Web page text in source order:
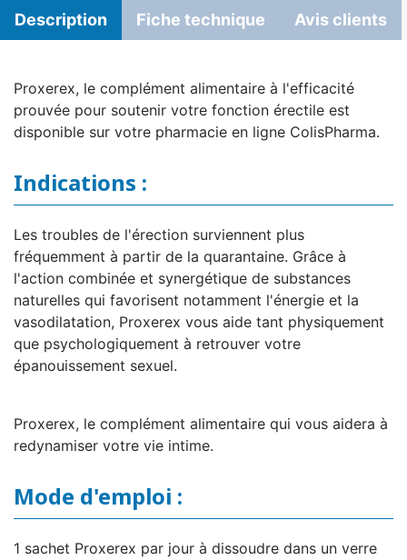
Description Fiche technique Avis clients
Proxerex, le complément alimentaire à l'efficacité
prouvée pour soutenir votre fonction érectile est
disponible sur votre pharmacie en ligne ColisPharma.
Indications :
Les troubles de l'érection surviennent plus
fréquemment à partir de la quarantaine. Grâce à
l'action combinée et synergétique de substances
naturelles qui favorisent notamment l'énergie et la
vasodilatation, Proxerex vous aide tant physiquement
que psychologiquement à retrouver votre
épanouissement sexuel.
Proxerex, le complément alimentaire qui vous aidera à
redynamiser votre vie intime.
Mode d'emploi :
1 sachet Proxerex par jour à dissoudre dans un verre